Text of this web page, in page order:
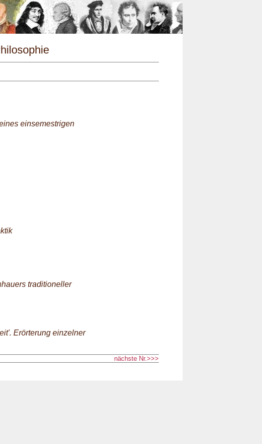
einsemestrigen
traditioneller
Erörterung einzelner
nächste Nr.>>>